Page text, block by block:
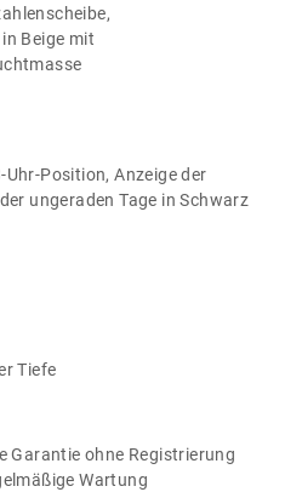
Beige mit
Position, Anzeige der
ungeraden Tage in Schwarz
Tiefe
Garantie ohne Registrierung
Wartung